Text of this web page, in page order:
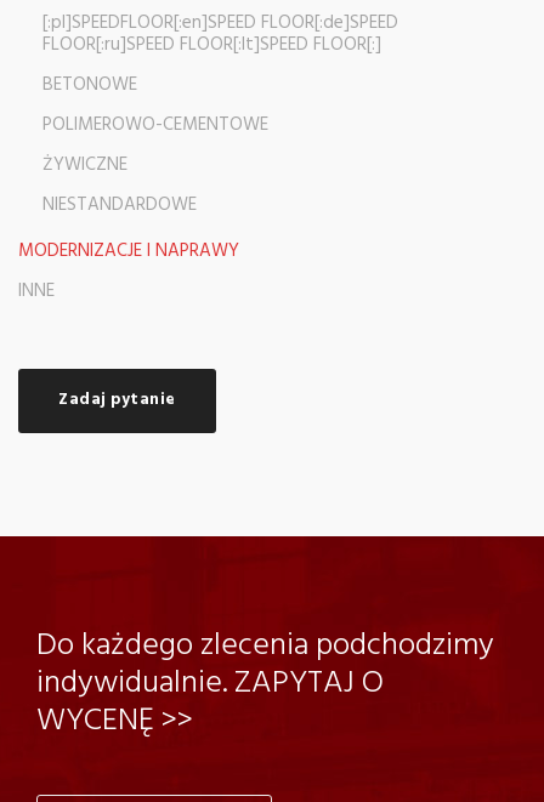
[:pl]SPEEDFLOOR[:en]SPEED FLOOR[:de]SPEED
FLOOR[:ru]SPEED FLOOR[:lt]SPEED FLOOR[:]
BETONOWE
POLIMEROWO-CEMENTOWE
ŻYWICZNE
NIESTANDARDOWE
MODERNIZACJE I NAPRAWY
INNE
Zadaj pytanie
Do każdego zlecenia podchodzimy
indywidualnie. ZAPYTAJ O
WYCENĘ >>